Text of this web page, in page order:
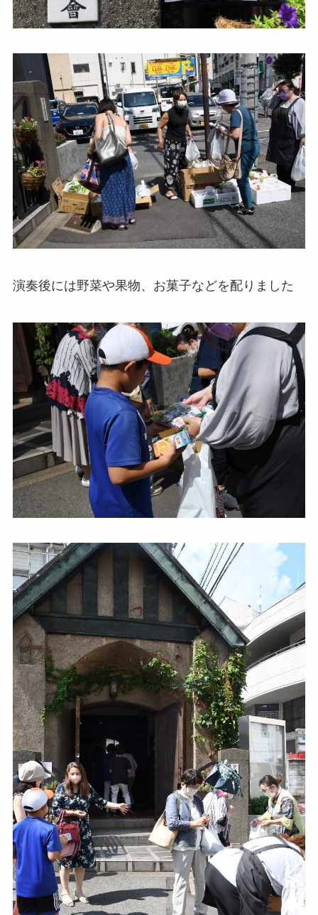
演奏後には野菜や果物、お菓子などを配りました